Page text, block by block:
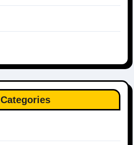
Categories